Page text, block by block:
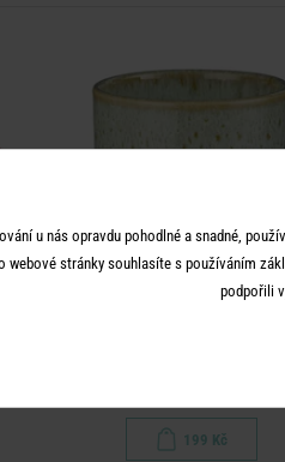
199 Kč
u nás opravdu pohodlné a snadné,
webové stránky souhlasíte s používáním
podpořili